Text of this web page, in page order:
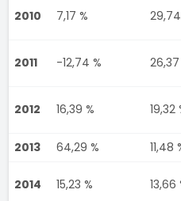
2010 7,17 %
2011 -12,74 % 26,37
2012 16,39 % 19,32
2013 64,29 % 11,48
2014 15,23 % 13,66